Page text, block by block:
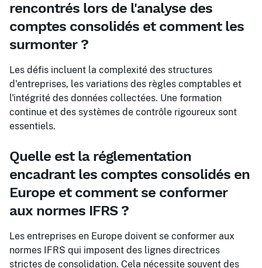
rencontrés lors de l'analyse des
comptes consolidés et comment les
surmonter ?
Les défis incluent la complexité des structures
d'entreprises, les variations des règles comptables et
l'intégrité des données collectées. Une formation
continue et des systèmes de contrôle rigoureux sont
essentiels.
Quelle est la réglementation
encadrant les comptes consolidés en
Europe et comment se conformer
aux normes IFRS ?
Les entreprises en Europe doivent se conformer aux
normes IFRS qui imposent des lignes directrices
strictes de consolidation. Cela nécessite souvent des